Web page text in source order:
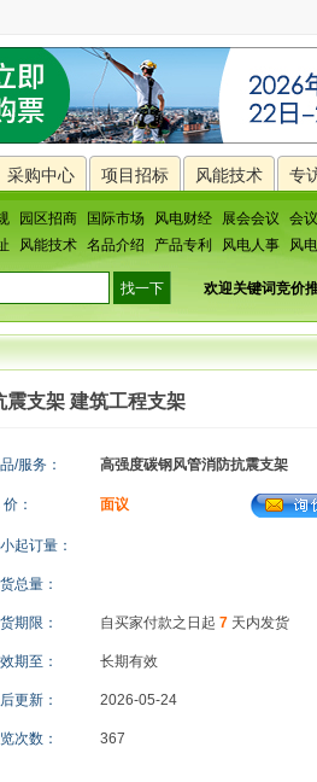
采购中心 项目招标 风能技术 专
园区招商 国际市场 风电财经 展会会议 会
风能技术 名品介绍 产品专利 风电人事 风
欢迎关键词竞价
支架 建筑工程支架
/服务： 高强度碳钢风管消防抗震支架
： 面议
起订量：
总量：
期限： 自买家付款之日起 7 天内发货
期至： 长期有效
更新： 2026-05-24
次数： 367